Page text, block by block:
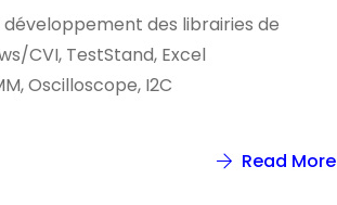
des librairies de
CVI, TestStand, Excel
Oscilloscope, I2C
Read More